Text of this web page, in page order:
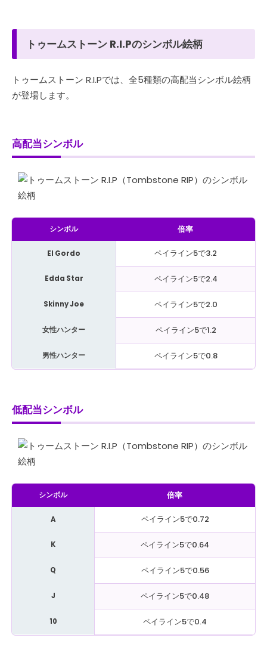
トゥームストーン R.I.Pのシンボル絵柄
トゥームストーン R.I.Pでは、全5種類の高配当シンボル絵柄
が登場します。
高配当シンボル
シンボル 倍率
El Gordo ペイライン5で3.2
Edda Star ペイライン5で2.4
Skinny Joe ペイライン5で2.0
女性ハンター ペイライン5で1.2
男性ハンター ペイライン5で0.8
低配当シンボル
シンボル 倍率
A ペイライン5で0.72
K ペイライン5で0.64
Q ペイライン5で0.56
J ペイライン5で0.48
10 ペイライン5で0.4